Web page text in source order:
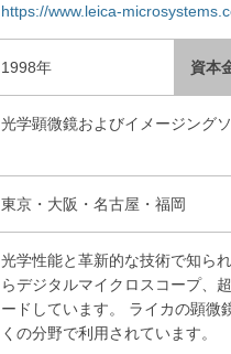
https://www.leica-
1998年 資本
光学顕微鏡およびイメージング
東京・大阪・名古屋・福岡
光学性能と革新的な技術で知ら
らデジタルマイクロスコープ、
ードしています。 ライカの顕微
くの分野で利用されています。